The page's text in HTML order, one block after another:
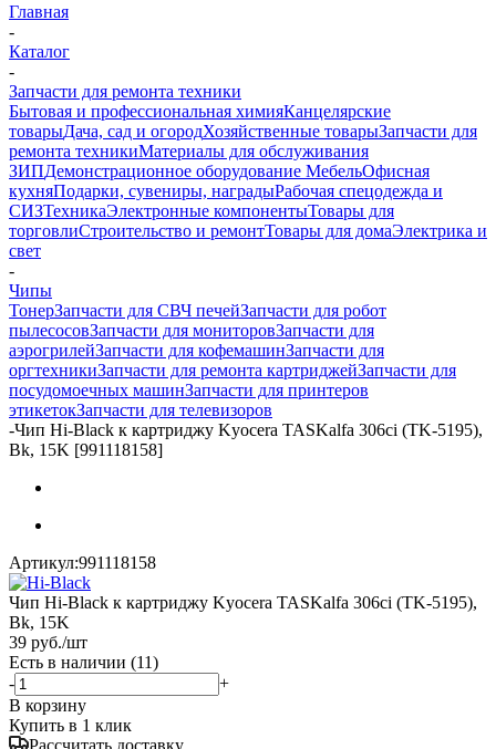
Главная
-
Каталог
-
Запчасти для ремонта техники
Бытовая и профессиональная химияКанцелярские
товарыДача, сад и огородХозяйственные товарыЗапчасти для
ремонта техникиМатериалы для обслуживания
ЗИПДемонстрационное оборудование МебельОфисная
кухняПодарки, сувениры, наградыРабочая спецодежда и
СИЗТехникаЭлектронные компонентыТовары для
торговлиСтроительство и ремонтТовары для домаЭлектрика и
свет
-
Чипы
ТонерЗапчасти для СВЧ печейЗапчасти для робот
пылесосовЗапчасти для мониторовЗапчасти для
аэрогрилейЗапчасти для кофемашинЗапчасти для
оргтехникиЗапчасти для ремонта картриджейЗапчасти для
посудомоечных машинЗапчасти для принтеров
этикетокЗапчасти для телевизоров
-Чип Hi-Black к картриджу Kyocera TASKalfa 306ci (TK-5195),
Bk, 15K [991118158]
Артикул:991118158
Чип Hi-Black к картриджу Kyocera TASKalfa 306ci (TK-5195),
Bk, 15K
39 руб./шт
Есть в наличии (11)
-
+
В корзину
Купить в 1 клик
Рассчитать доставку